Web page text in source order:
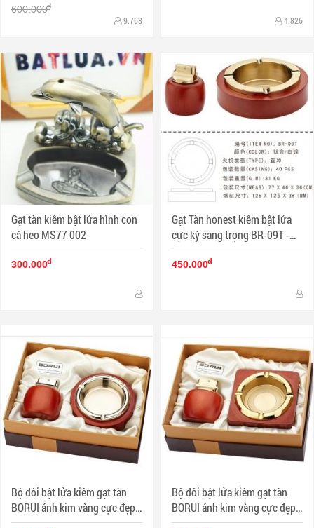
600.000đ
9.763 4.826
Gạt tàn kiêm bật lửa hình con
cá heo MS77 002
300.000đ
Gạt Tàn honest kiêm bật lửa
cực kỳ sang trọng BR-09T -
MS11 002
450.000đ
Bộ đôi bật lửa kiêm gạt tàn
BORUI ánh kim vàng cực đẹp
BR-05T MS77 007
Bộ đôi bật lửa kiêm gạt tàn
BORUI ánh kim vàng cực đẹp
BR-08T MS77 009